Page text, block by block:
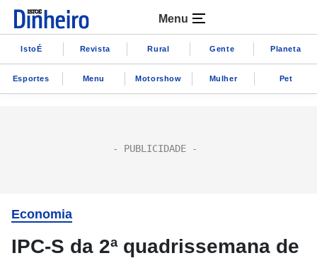
Menu
IstoÉ Revista Rural Gente Planeta
Esportes Menu Motorshow Mulher Pet
Economia
IPC-S da 2ª quadrissemana de